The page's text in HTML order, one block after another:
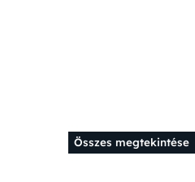
Összes megtekintése